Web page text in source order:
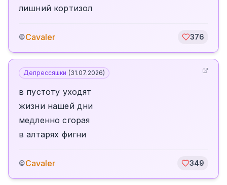
лишний кортизол
©Cavaler 376
Депрессяшки (31.07.2026)
в пустоту уходят
жизни нашей дни
медленно сгорая
в алтарях фигни
©Cavaler 349